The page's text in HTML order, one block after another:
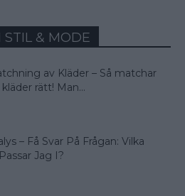
STIL & MODE
av Kläder – Så matchar
rätt! Man...
– Få Svar På Frågan: Vilka
Jag I?